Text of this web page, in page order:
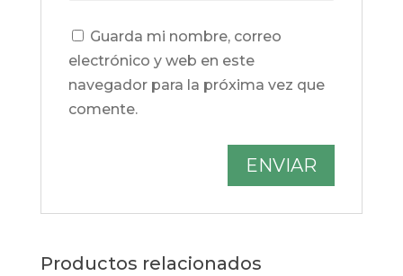
Guarda mi nombre, correo
electrónico y web en este
navegador para la próxima vez que
comente.
Productos relacionados